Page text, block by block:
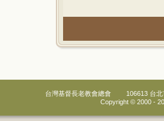
台灣基督長老教會總會
106613 台
Copyright © 2000 -